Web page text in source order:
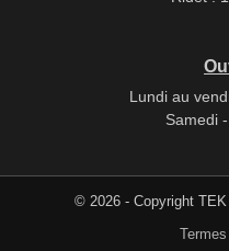
Lundi au
Samedi
© 2026 - Copyright